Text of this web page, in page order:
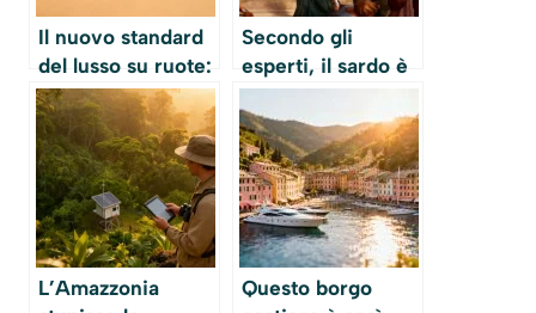
Il nuovo standard
del lusso su ruote:
il camper che
trasforma ogni
viaggio in
un’esperienza da
hotel a cinque
stelle
Secondo gli
esperti, il sardo è
la lingua moderna
più vicina al latino:
ecco perché
L’Amazzonia
Questo borgo